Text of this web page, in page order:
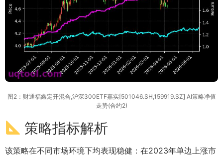
图2：财通福鑫定开混合,沪深300ETF嘉实[501046.SH,159919.SZ] AI策略净值
走势(合约2)
策略指标解析
该策略在不同市场环境下均表现稳健：在2023年单边上涨市